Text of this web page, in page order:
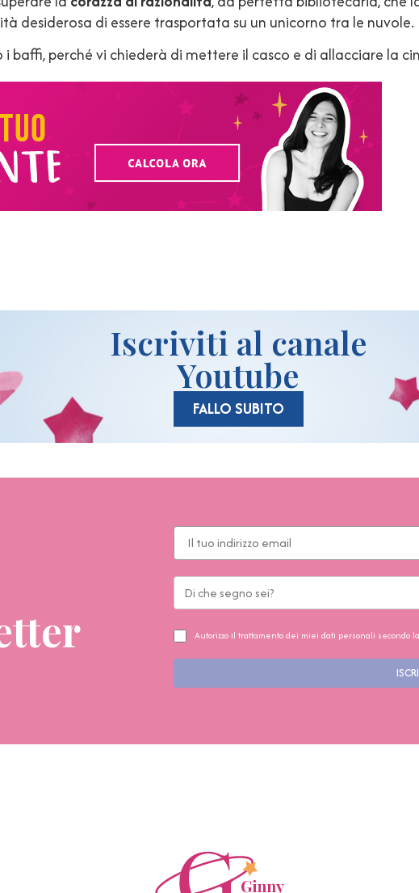
desiderosa di essere trasportata su un unicorno tra le nuvole.
baffi, perché vi chiederà di mettere il casco e di allacciare la
Iscriviti al canale
Youtube
FALLO SUBITO
Autorizzo il trattamento dei miei dati personali secondo